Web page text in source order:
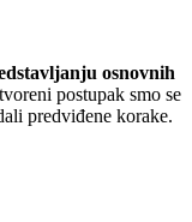
osnovnih
postupak smo se
predviđene korake.